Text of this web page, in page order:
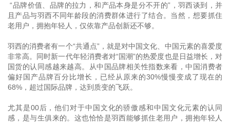
“品牌价值、品牌的拉力，和产品本身是分不开的”，羽西谈到，并
且产品与羽西不同年龄段的消费群体进行了结合。当然，想要抓住
老用户，拥抱年轻人，仅依靠产品创新还不够。
羽西的消费者有一个“共通点”，就是对中国文化、中国元素的喜爱度
非常高。同时新一代年轻消费者对“国潮”的热爱度也是日益增长，对
国货的认同感越来越高。从中国品牌相关性指数来看，中国消费者
偏好国产品牌百分比增长，已经从原来的30%慢慢变成了现在的
68%，超过国际品牌，达到质变的飞跃。
尤其是00后，他们对于中国文化的骄傲感和中国文化元素的认同
感，是与生俱来的。这也恰恰是羽西能够抓住老用户，拥抱年轻人